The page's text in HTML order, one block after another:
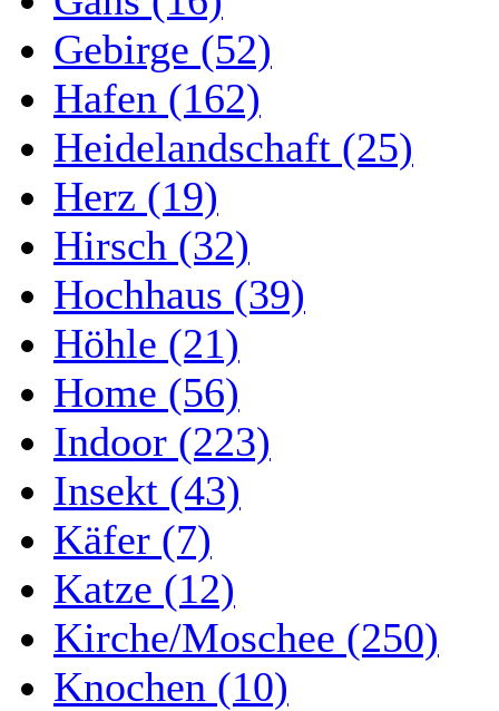
Gebirge (52)
Hafen (162)
Heidelandschaft (25)
Herz (19)
Hirsch (32)
Hochhaus (39)
Höhle (21)
Home (56)
Indoor (223)
Insekt (43)
Käfer (7)
Katze (12)
Kirche/Moschee (250)
Knochen (10)